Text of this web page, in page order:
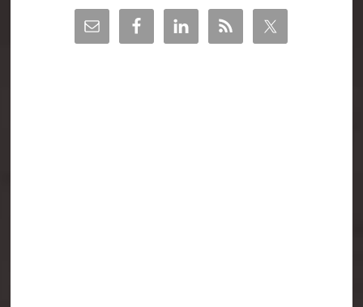
Barra
lateral